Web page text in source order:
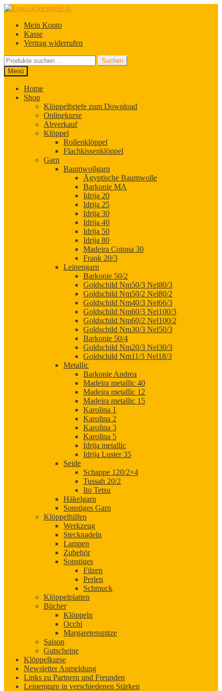
Zur
springen
Zum
springenMein Konto
Kasse
Vertrag widerrufen
Suchen
nach:
Suchen
Menü
Home
Shop
Klöppelbriefe zum Download
Onlinekurse
Abverkauf
Klöppel
Rollenklöppel
Flachkissenklöppel
Garn
Baumwollgarn
Ägyptische Baumwolle
Barkonie MA
Idrija 20
Idrija 25
Idrija 30
Idrija 40
Idrija 50
Idrija 80
Madeira Cotona 30
Frank 20/3
Leinengarn
Barkonie 50/2
Goldschild Nm50/3 Nel80/3
Goldschild Nm50/2 Nel80/2
Goldschild Nm40/3 Nel66/3
Goldschild Nm60/3 Nel100/3
Goldschild Nm60/2 Nel100/2
Goldschild Nm30/3 Nel50/3
Barkonie 50/4
Goldschild Nm20/3 Nel30/3
Goldschild Nm11/3 Nel18/3
Metallic
Barkonie Andrea
Madeira metallic 40
Madeira metallic 12
Madeira metallic 15
Karolina 1
Karolina 2
Karolina 3
Karolina 5
Idrija metallic
Idrija Luster 35
Seide
Schappe 120/2×4
Tussah 20/2
Ito Tetsu
Häkelgarn
Sonstiges Garn
Klöppelhilfen
Werkzeug
Stecknadeln
Lampen
Zubehör
Sonstiges
Filzen
Perlen
Schmuck
Klöppelplatten
Bücher
Klöppeln
Occhi
Margaretenspitze
Saison
Gutscheine
Klöppelkurse
Newsletter Anmeldung
Links zu Partnern und Freunden
Leinengarn in verschiedenen Stärken